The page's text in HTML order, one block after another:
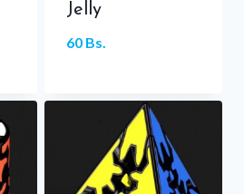
Jelly
60 Bs.